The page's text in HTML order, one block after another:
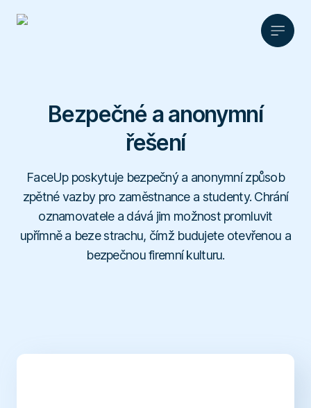
Anonymní zpětná vazba
linka
AI asistent
Správa podnětů
Dotazníkové šetření
Data a přehledy
Řešení
Legal a compliance
Školy
Sportovní kluby
Whistleblowing
Partnerství
Affiliate program
Materiály
Blog
Ke stažení
Reference
FaceUp
Kontakt
Cs
Poslat podnět
Bezpečné a anonymní
řešení
FaceUp poskytuje bezpečný a anonymní způsob
zpětné vazby pro zaměstnance a studenty. Chrání
oznamovatele a dává jim možnost promluvit
upřímně a beze strachu, čímž budujete otevřenou a
bezpečnou firemní kulturu.